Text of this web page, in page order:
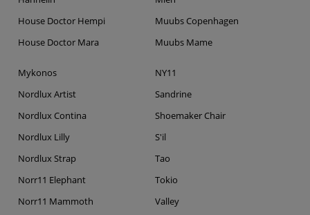
House Doctor Hempi
House Doctor Mara
Muubs Copenhagen
Muubs Mame
Mykonos
Nordlux Artist
Nordlux Contina
Nordlux Lilly
Nordlux Strap
Norr11 Elephant
Norr11 Mammoth
NY11
Sandrine
Shoemaker Chair
S'il
Tao
Tokio
Valley